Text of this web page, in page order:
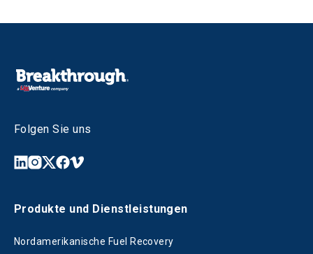
Folgen Sie uns
Produkte und Dienstleistungen
Nordamerikanische Fuel Recovery